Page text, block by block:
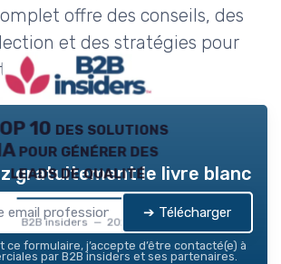
offre des conseils, des
et des stratégies pour
impact et ROI.
10 des solutions
pour générer des
leads de qualité
B2B insiders — 2026
gratuitement le livre blanc
➔ Télécharger
ce formulaire, j’accepte d’être contacté(e) à
par B2B insiders et ses partenaires.